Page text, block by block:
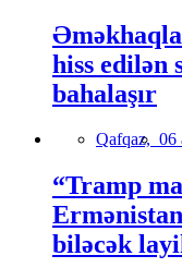
hiss edilən
bahalaşır
Qafqaz, 06
“Tramp
biləcək